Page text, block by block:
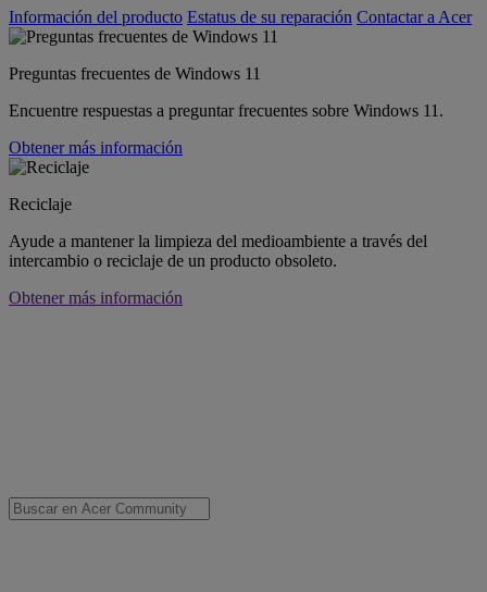
Información del producto Estatus de su reparación Contactar a Acer
Preguntas frecuentes de Windows 11
Encuentre respuestas a preguntar frecuentes sobre Windows 11.
Obtener más información
Reciclaje
Ayude a mantener la limpieza del medioambiente a través del
intercambio o reciclaje de un producto obsoleto.
Obtener más información